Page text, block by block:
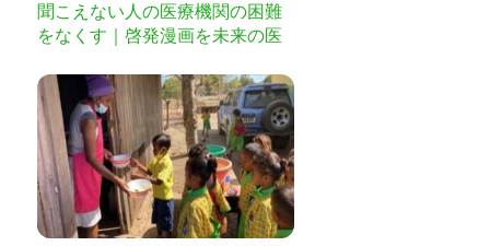
聞こえない人の医療機関の困難
をなくす｜啓発漫画を未来の医